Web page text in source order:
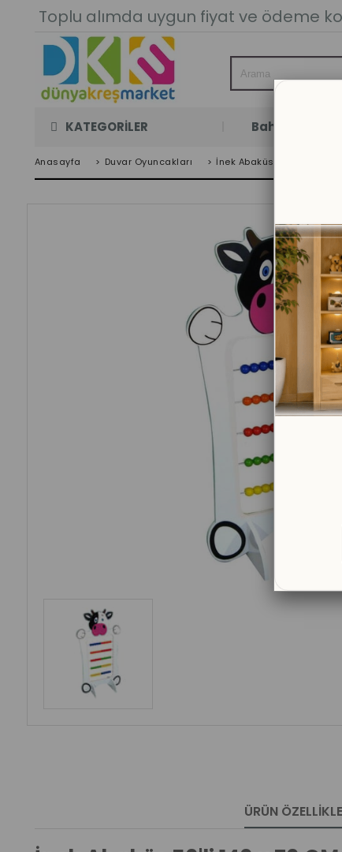
Toplu alımda uygun fiyat ve ödeme
KATEGORİLER Bahçe Oyun
Anasayfa > Duvar Oyuncakları > İnek Abaküs 50'li 140 x 70
ÜRÜN